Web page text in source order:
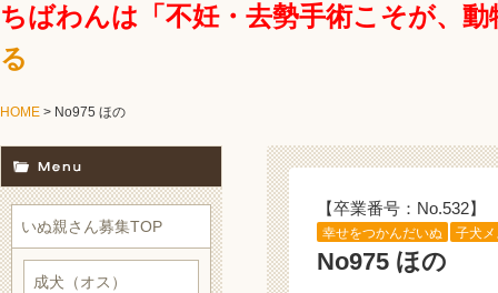
ちばわんは「不妊・去勢手術こそが、
る
HOME > No975 ほの
【卒業番号：No.532】
幸せをつかんだいぬ 子犬
No975 ほの
いぬ親さん募集TOP
成犬（オス）